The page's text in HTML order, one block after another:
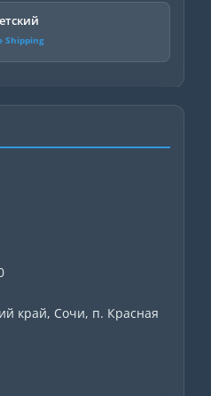
Shipping
край, Сочи, п. Красная